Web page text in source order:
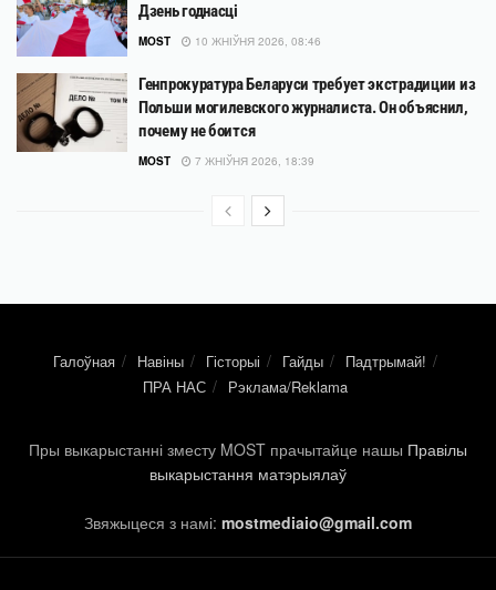
Дзень годнасці
MOST 10 ЖНІЎНЯ 2026, 08:46
Генпрокуратура Беларуси требует экстрадиции из
Польши могилевского журналиста. Он объяснил,
почему не боится
MOST 7 ЖНІЎНЯ 2026, 18:39
Галоўная Навіны Гісторыі Гайды
Падтрымай!
ПРА НАС
Рэклама/Reklama
Пры выкарыстанні зместу MOST прачытайце нашы Правілы
выкарыстання матэрыялаў
Звяжыцеся з намі: mostmediaio@gmail.com